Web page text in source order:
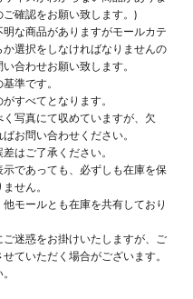
確認をお願い致します。)
な商品がありますがモールカテ
選択をしなければなりませんの
合わせお願い致します。
準です。
すべてとなります。
写真にて収めていますが、欠
お問い合わせください。
はご了承ください。
であっても、必ずしも在庫を保
せん。
モールとも在庫を共有しており
迷惑をお掛けいたしますが、ご
ていただく場合がございます。